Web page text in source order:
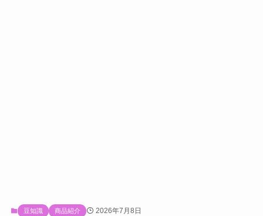
豆知識 商品紹介 2026年7月8日